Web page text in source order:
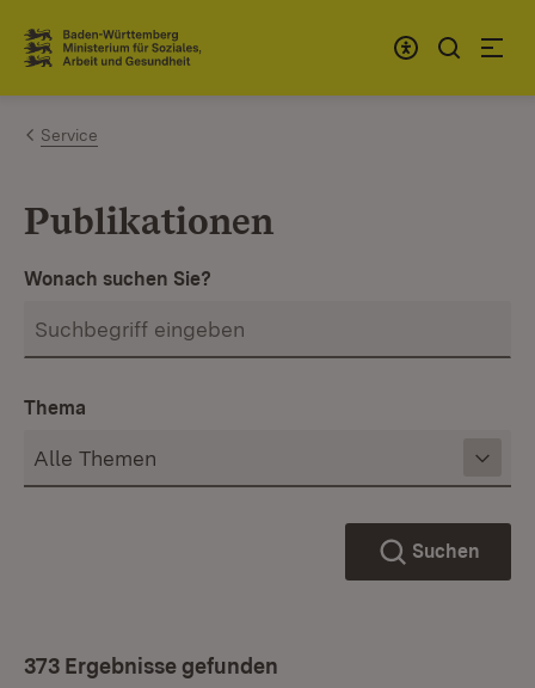
Zum Inhalt springen
Link zur Startseite
Service
Publikationen
Wonach suchen Sie?
Thema
Suchen
373 Ergebnisse gefunden